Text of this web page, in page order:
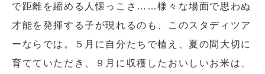
で距離を縮める人懐っこさ……様々な場面で思わぬ
才能を発揮する子が現れるのも、このスタディツア
ーならでは。５月に自分たちで植え、夏の間大切に
育てていただき、９月に収穫したおいしいお米は、